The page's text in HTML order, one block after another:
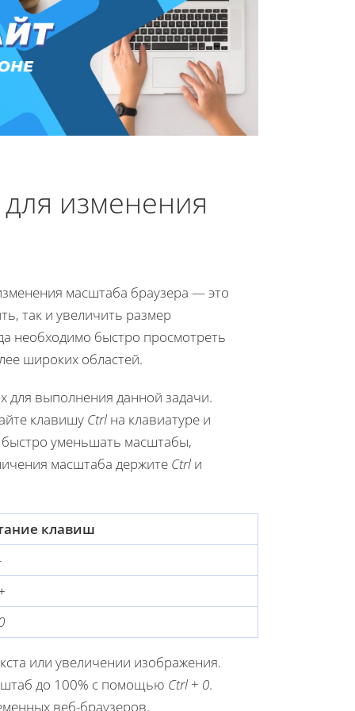
изменения
масштаба браузера — это
так и увеличить размер
необходимо быстро просмотреть
широких областей.
для выполнения данной задачи.
клавишу Ctrl на клавиатуре и
уменьшать масштабы,
масштаба держите Ctrl и
клавиш
или увеличении изображения.
до 100% с помощью Ctrl + 0.
веб-браузеров.